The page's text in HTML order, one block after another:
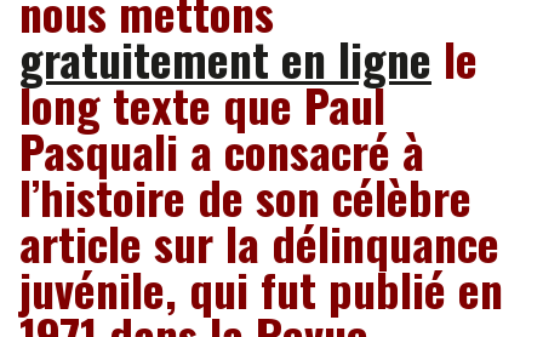
gratuitement en ligne le
long texte que Paul
Pasquali a consacré à
l’histoire de son célèbre
article sur la délinquance
juvénile, qui fut publié en